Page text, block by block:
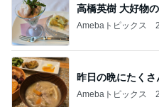
高橋英樹 大好物
Amebaトピックス
昨日の晩にたく
Amebaトピックス